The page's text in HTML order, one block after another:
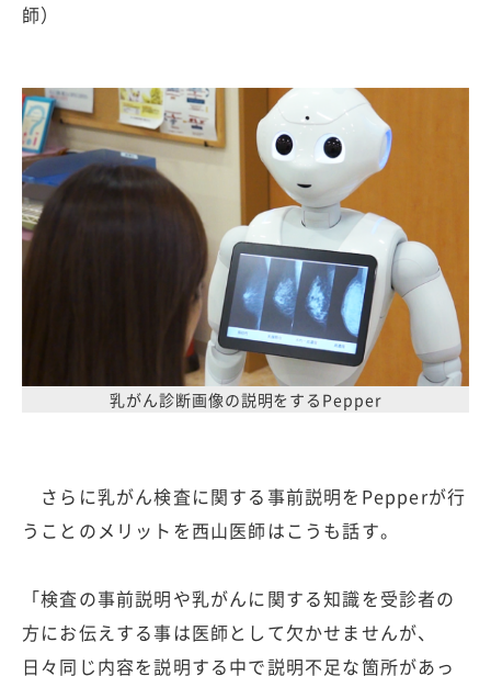
師）
乳がん診断画像の説明をするPepper
さらに乳がん検査に関する事前説明をPepperが行
うことのメリットを西山医師はこうも話す。
「検査の事前説明や乳がんに関する知識を受診者の
方にお伝えする事は医師として欠かせませんが、
日々同じ内容を説明する中で説明不足な箇所があっ